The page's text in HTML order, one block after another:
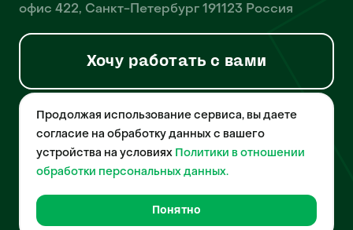
офис 422, Санкт-Петербург 191123 Россия
Хочу работать с вами
© 2026 Pet-Yes. ООО «Биржа домашних животных «Пет-Ес»
осуществляет деятельность в области информационных
технологий, деятельность по разработке и эксплуатации
собственного программного обеспечения, деятельность
порталов в информационно-коммуникационной сети Интернет и
домашних животных», свидетельство о регистрации
№2021612018 от 10 февраля 2021 года.
Продолжая использование сервиса, вы даете
согласие на обработку данных с вашего
устройства на условиях Политики в отношении
обработки персональных данных.
Понятно